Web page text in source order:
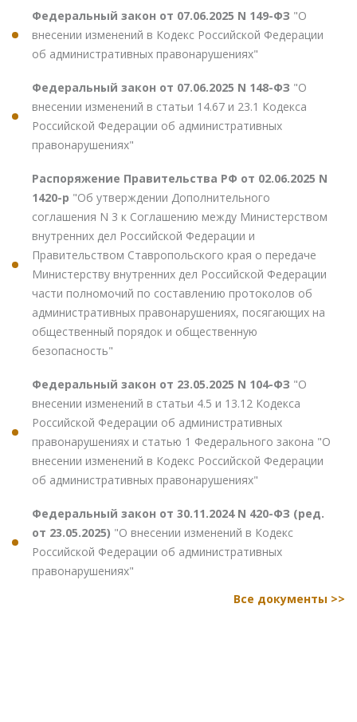
Федеральный закон от 07.06.2025 N 149-ФЗ "О
внесении изменений в Кодекс Российской Федерации
об административных правонарушениях"
Федеральный закон от 07.06.2025 N 148-ФЗ "О
внесении изменений в статьи 14.67 и 23.1 Кодекса
Российской Федерации об административных
правонарушениях"
Распоряжение Правительства РФ от 02.06.2025 N
1420-р "Об утверждении Дополнительного
соглашения N 3 к Соглашению между Министерством
внутренних дел Российской Федерации и
Правительством Ставропольского края о передаче
Министерству внутренних дел Российской Федерации
части полномочий по составлению протоколов об
административных правонарушениях, посягающих на
общественный порядок и общественную
безопасность"
Федеральный закон от 23.05.2025 N 104-ФЗ "О
внесении изменений в статьи 4.5 и 13.12 Кодекса
Российской Федерации об административных
правонарушениях и статью 1 Федерального закона "О
внесении изменений в Кодекс Российской Федерации
об административных правонарушениях"
Федеральный закон от 30.11.2024 N 420-ФЗ (ред.
от 23.05.2025) "О внесении изменений в Кодекс
Российской Федерации об административных
правонарушениях"
Все документы >>